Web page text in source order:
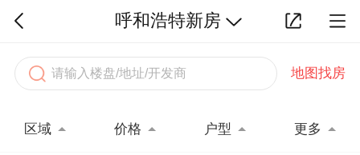
呼和浩特新房
地图找房
区域 价格 户型 更多